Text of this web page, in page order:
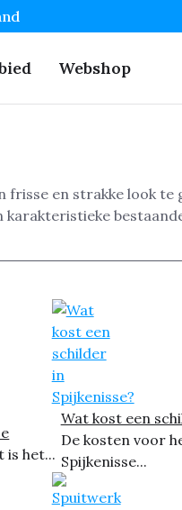
Webshop
en strakke look te
is het...
Wat kost een
De kosten voor
Spijkenisse...